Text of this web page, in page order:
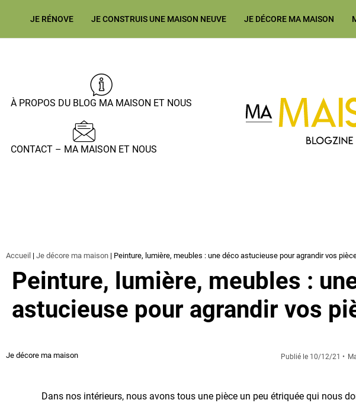
JE RÉNOVE JE CONSTRUIS UNE MAISON NEUVE JE DÉCORE MA MAISON
À PROPOS DU BLOG MA MAISON ET NOUS
CONTACT – MA MAISON ET NOUS
Accueil | Je décore ma maison | Peinture, lumière, meubles : une déco astucieuse pour agrandir vos
Peinture, lumière, meubles :
astucieuse pour agrandir vos
Je décore ma maison Publié le 10/12/21
Dans nos intérieurs, nous avons tous une pièce un peu étriquée qui nous